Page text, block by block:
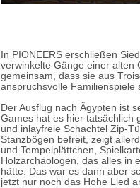
In PIONEERS erschließen
verwinkelte Gänge einer alten
gemeinsam, dass sie aus
anspruchsvolle Familienspiele
Der Ausflug nach Ägypten ist
Games hat es hier tatsächlich
und inlayfreie Schachtel Zip-
Stanzbögen befreit, zeigt
und Tempelplättchen,
Holzarchäologen, das alles in
hätte. Das war es dann aber
jetzt nur noch das Hohe Lied